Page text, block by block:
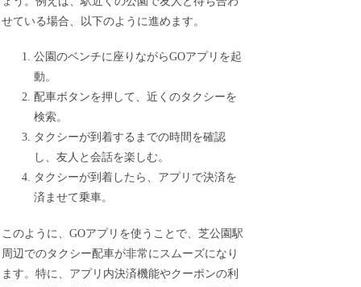
せている場合、以下のように進めます。
公園のベンチに座りながらGOアプリを起
動。
配車ボタンを押して、近くのタクシーを
検索。
タクシーが到着するまでの時間を確認
し、友人と会話を楽しむ。
タクシーが到着したら、アプリで決済を
済ませて乗車。
このように、GOアプリを使うことで、芝公園駅
周辺でのタクシー配車が非常にスムーズになり
ます。特に、アプリ内決済機能やクーポンの利